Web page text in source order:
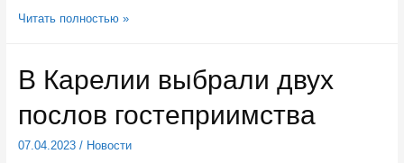
В
скорой
медицинской
помощи
Петрозаводска
поступил
Читать полностью »
В Карелии выбрали двух
послов гостеприимства
07.04.2023/ Новости